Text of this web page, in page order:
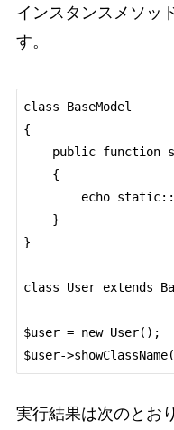
インスタンスメソッ
す。
class BaseModel
{
}
class User extends
$user = new User();
実行結果は次のとお